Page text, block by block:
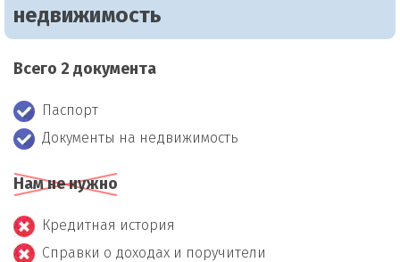
недвижимость
Всего 2 документа
Паспорт
Документы на недвижимость
Нам не нужно
Кредитная история
Справки о доходах и поручители